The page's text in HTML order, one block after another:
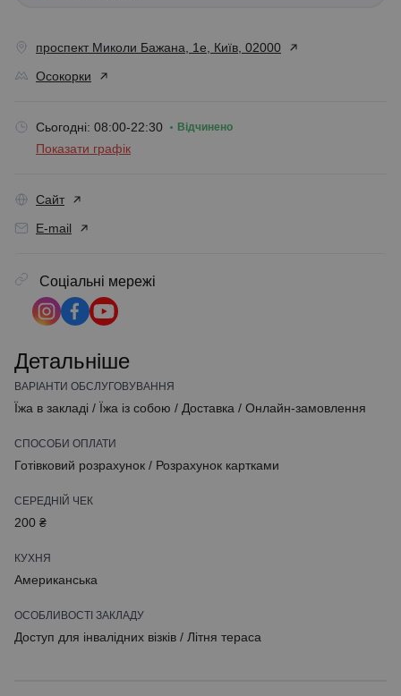
проспект Миколи Бажана, 1е, Київ, 02000
Осокорки
Сьогодні: 08:00-22:30 Відчинено
Показати графік
Сайт
E-mail
Соціальні мережі
Детальніше
ВАРІАНТИ ОБСЛУГОВУВАННЯ
Їжа в закладі / Їжа із собою / Доставка / Онлайн-замовлення
СПОСОБИ ОПЛАТИ
Готівковий розрахунок / Розрахунок картками
СЕРЕДНІЙ ЧЕК
200 ₴
КУХНЯ
Американська
ОСОБЛИВОСТІ ЗАКЛАДУ
Доступ для інвалідних візків / Літня тераса